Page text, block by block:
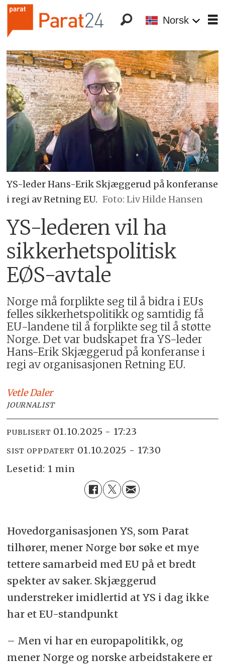
Norsk
YS-leder Hans-Erik Skjæggerud på konferanse
i regi av Retning EU. Foto: Liv Hilde Hansen
YS-lederen vil ha
sikkerhetspolitisk
EØS-avtale
Norge må forplikte seg til å bidra i EUs
felles sikkerhetspolitikk og samtidig få
EU-landene til å forplikte seg til å støtte
Norge. Det var budskapet fra YS-leder
Hans-Erik Skjæggerud på konferanse i
regi av organisasjonen Retning EU.
VetleDaler
JOURNALIST
PUBLISERT 01.10.2025 - 17:23
SIST OPPDATERT
01.10.2025 - 17:30
Lesetid: 1 min
Hovedorganisasjonen YS, som Parat
tilhører, mener Norge bør søke et mye
tettere samarbeid med EU på et bredt
spekter av saker. Skjæggerud
understreker imidlertid at YS i dag ikke
har et EU-standpunkt
– Men vi har en europapolitikk, og
mener Norge og norske arbeidstakere er